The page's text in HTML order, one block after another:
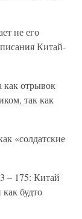
не его
Китай-
как отрывок
так как
«солдатские
– 175: Китай
будто